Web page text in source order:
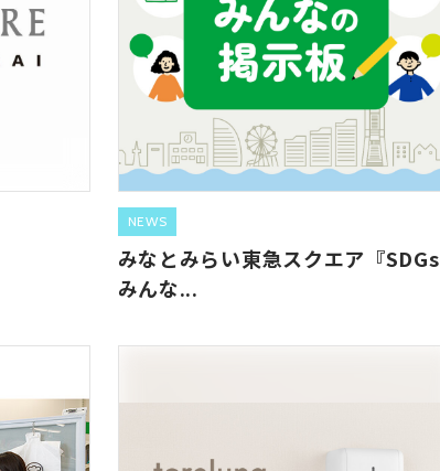
NEWS
みなとみらい東急スクエア『SDGs
みんな...